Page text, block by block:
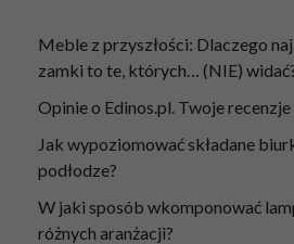
Meble z przyszłości: Dlaczego
zamki to te, których… (NIE)
Opinie o Edinos.pl. Twoje recenzje
Jak wypoziomować składane
podłodze?
W jaki sposób wkomponować
różnych aranżacji?